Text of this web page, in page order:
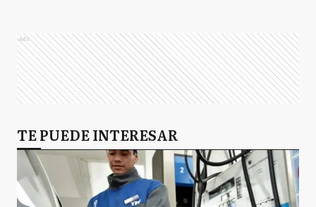
P Pinamar
T Tandil
VG Villa Gesell
Ads
TE PUEDE INTERESAR